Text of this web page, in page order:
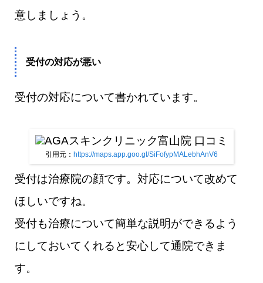
意しましょう。
受付の対応が悪い
受付の対応について書かれています。
引用元： https://maps.app.goo.gl/SiFofypMALebhAnV6
受付は治療院の顔です。対応について改めて
ほしいですね。
受付も治療について簡単な説明ができるよう
にしておいてくれると安心して通院できま
す。